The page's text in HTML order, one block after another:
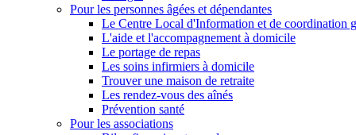
Pour les personnes âgées et dépendantes
Le Centre Local d'Information et de coordination
L'aide et l'accompagnement à domicile
Le portage de repas
Les soins infirmiers à domicile
Trouver une maison de retraite
Les rendez-vous des aînés
Prévention santé
Pour les associations